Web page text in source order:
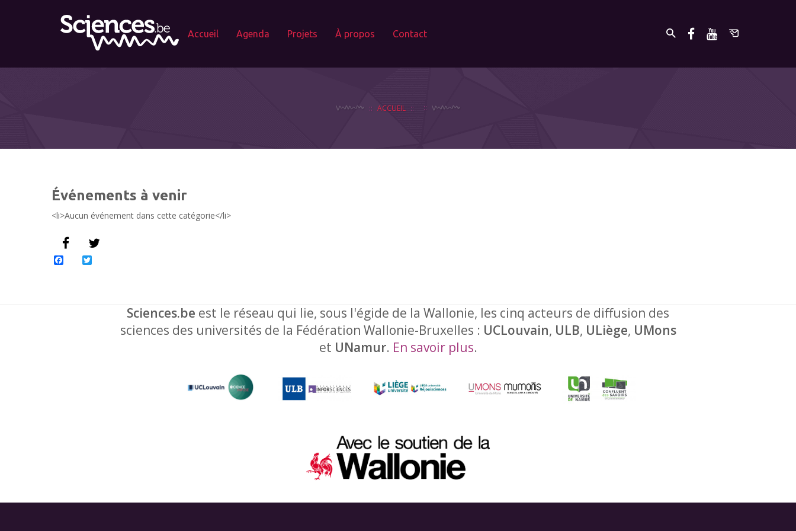
Accueil Agenda Projets À propos Contact
ACCUEIL
Événements à venir
<li>Aucun événement dans cette catégorie</li>
Facebook
Sciences.be est le réseau qui lie, sous l'égide de la Wallonie, les cinq acteurs de diffusion des
sciences des universités de la Fédération Wallonie-Bruxelles : UCLouvain, ULB, ULiège, UMons
et UNamur. En savoir plus.